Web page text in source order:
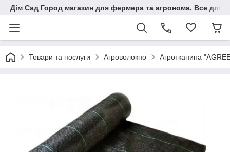
Дім Сад Город магазин для фермера та агронома. Все для
Товари та послуги Агроволокно Агротканина